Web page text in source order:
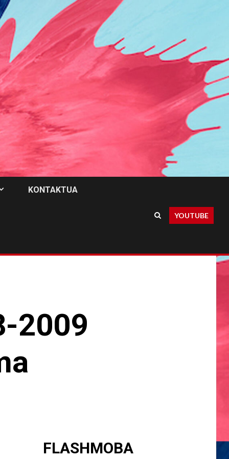
KONTAKTUA
YOUTUBE
2009
FLASHMOBA